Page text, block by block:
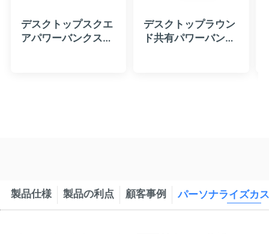
デスクトップスクエ
アパワーバンクステ
デスクトップラウン
ド共有パワーバンク
製品仕様 製品の利点 顧客事例 パーソナライズカ